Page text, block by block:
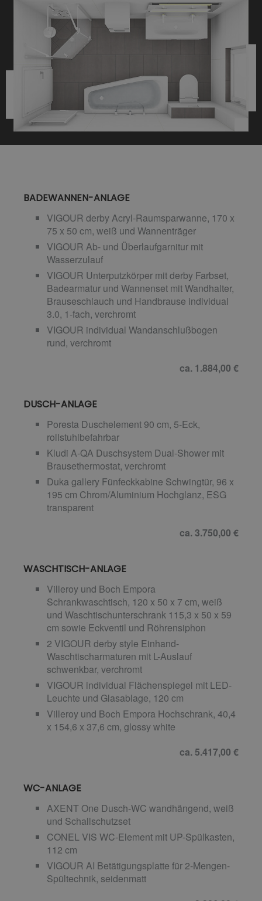
BADEWANNEN-ANLAGE
VIGOUR derby Acryl-Raumsparwanne, 170 x
75 x 50 cm, weiß und Wannenträger
VIGOUR Ab- und Überlaufgarnitur mit
Wasserzulauf
VIGOUR Unterputzkörper mit derby Farbset,
Badearmatur und Wannenset mit Wandhalter,
Brauseschlauch und Handbrause individual
3.0, 1-fach, verchromt
VIGOUR individual Wandanschlußbogen
rund, verchromt
ca. 1.884,00 €
DUSCH-ANLAGE
Poresta Duschelement 90 cm, 5-Eck,
rollstuhlbefahrbar
Kludi A-QA Duschsystem Dual-Shower mit
Brausethermostat, verchromt
Duka gallery Fünfeckkabine Schwingtür, 96 x
195 cm Chrom/Aluminium Hochglanz, ESG
transparent
ca. 3.750,00 €
WASCHTISCH-ANLAGE
Villeroy und Boch Empora
Schrankwaschtisch, 120 x 50 x 7 cm, weiß
und Waschtischunterschrank 115,3 x 50 x 59
cm sowie Eckventil und Röhrensiphon
2 VIGOUR derby style Einhand-
Waschtischarmaturen mit L-Auslauf
schwenkbar, verchromt
VIGOUR individual Flächenspiegel mit LED-
Leuchte und Glasablage, 120 cm
Villeroy und Boch Empora Hochschrank, 40,4
x 154,6 x 37,6 cm, glossy white
ca. 5.417,00 €
WC-ANLAGE
AXENT One Dusch-WC wandhängend, weiß
und Schallschutzset
CONEL VIS WC-Element mit UP-Spülkasten,
112 cm
VIGOUR AI Betätigungsplatte für 2-Mengen-
Spültechnik, seidenmatt